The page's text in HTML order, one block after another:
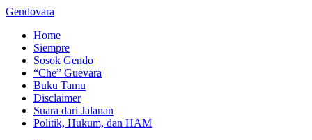
Gendovara
Home
Siempre
Sosok Gendo
“Che” Guevara
Buku Tamu
Disclaimer
Suara dari Jalanan
Politik, Hukum, dan HAM